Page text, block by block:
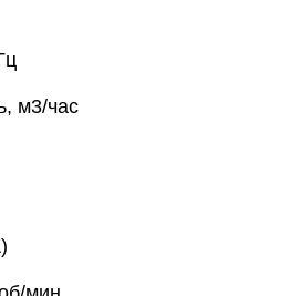
м3/час